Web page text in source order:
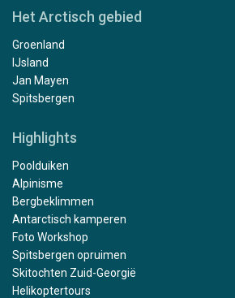
Het Arctisch gebied
Groenland
IJsland
Jan Mayen
Spitsbergen
Highlights
Poolduiken
Alpinisme
Bergbeklimmen
Antarctisch kamperen
Foto Workshop
Spitsbergen opruimen
Skitochten Zuid-Georgië
Helikoptertours